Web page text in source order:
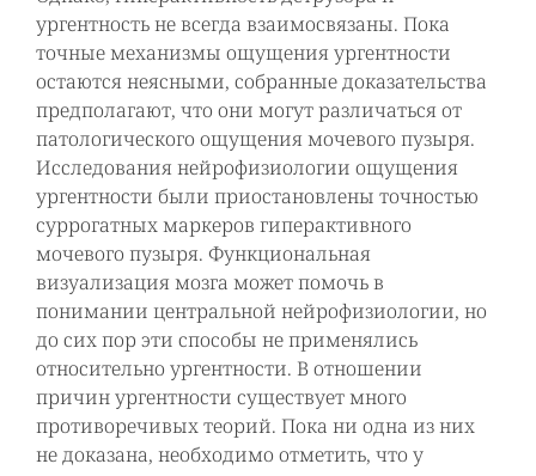
ургентность не всегда взаимосвязаны. Пока
точные механизмы ощущения ургентности
остаются неясными, собранные доказательства
предполагают, что они могут различаться от
патологического ощущения мочевого пузыря.
Исследования нейрофизиологии ощущения
ургентности были приостановлены точностью
суррогатных маркеров гиперактивного
мочевого пузыря. Функциональная
визуализация мозга может помочь в
понимании центральной нейрофизиологии, но
до сих пор эти способы не применялись
относительно ургентности. В отношении
причин ургентности существует много
противоречивых теорий. Пока ни одна из них
не доказана, необходимо отметить, что у